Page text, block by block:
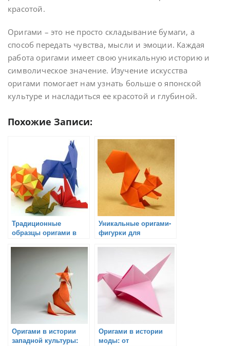
красотой.
Оригами – это не просто складывание бумаги, а
способ передать чувства, мысли и эмоции. Каждая
работа оригами имеет свою уникальную историю и
символическое значение. Изучение искусства
оригами помогает нам узнать больше о японской
культуре и насладиться ее красотой и глубиной.
Похожие Записи:
Традиционные
образцы оригами в
Уникальные оригами-
фигурки для
Оригами в истории
западной культуры:
Оригами в истории
моды: от